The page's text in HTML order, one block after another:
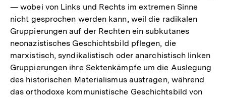
— wobei von Links und Rechts im extremen Sinne
nicht gesprochen werden kann, weil die radikalen
Gruppierungen auf der Rechten ein subkutanes
neonazistisches Geschichtsbild pflegen, die
marxistisch, syndikalistisch oder anarchistisch linken
Gruppierungen ihre Sektenkämpfe um die Auslegung
des historischen Materialismus austragen, während
das orthodoxe kommunistische Geschichtsbild von